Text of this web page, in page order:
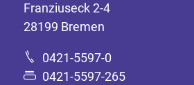
Franziuseck 2-4
28199 Bremen
0421-5597-0
0421-5597-265